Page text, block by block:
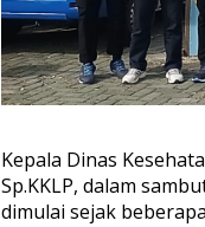
Kepala Dinas
Sp.KKLP, dalam
dimulai sejak